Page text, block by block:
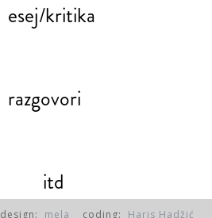
esej/kritika
razgovori
itd
design: mela coding: Haris Hadžić